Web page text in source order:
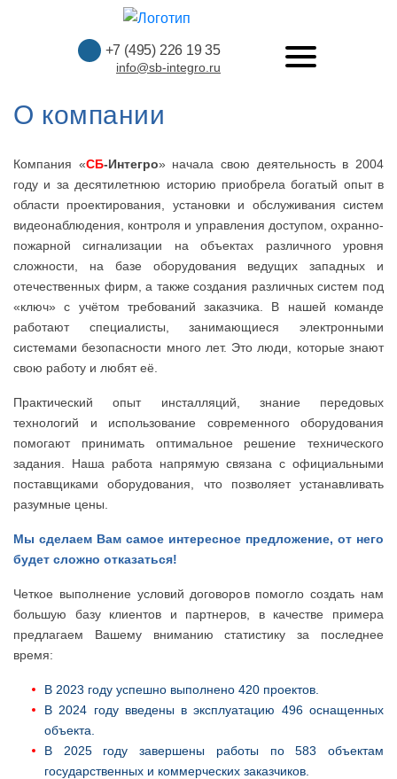
+7 (495) 226 19 35
info@sb-integro.ru
О компании
Компания «СБ-Интегро» начала свою деятельность в 2004
году и за десятилетнюю историю приобрела богатый опыт в
области проектирования, установки и обслуживания систем
видеонаблюдения, контроля и управления доступом, охранно-
пожарной сигнализации на объектах различного уровня
сложности, на базе оборудования ведущих западных и
отечественных фирм, а также создания различных систем под
«ключ» с учётом требований заказчика. В нашей команде
работают специалисты, занимающиеся электронными
системами безопасности много лет. Это люди, которые знают
свою работу и любят её.
Практический опыт инсталляций, знание передовых
технологий и использование современного оборудования
помогают принимать оптимальное решение технического
задания. Наша работа напрямую связана с официальными
поставщиками оборудования, что позволяет устанавливать
разумные цены.
Мы сделаем Вам самое интересное предложение, от него
будет сложно отказаться!
Четкое выполнение условий договоров помогло создать нам
большую базу клиентов и партнеров, в качестве примера
предлагаем Вашему вниманию статистику за последнее
время:
В 2023 году успешно выполнено 420 проектов.
В 2024 году введены в эксплуатацию 496 оснащенных
объекта.
В 2025 году завершены работы по 583 объектам
государственных и коммерческих заказчиков.